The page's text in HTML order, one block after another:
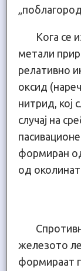
Кога се
метали
релативно
оксид
нитрид, кој
случај на
формиран
од
железото
формираат